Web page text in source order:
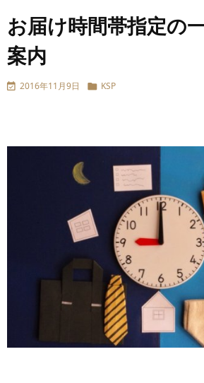
お届け時間帯指定の
案内
 2016年11月9日  KSP